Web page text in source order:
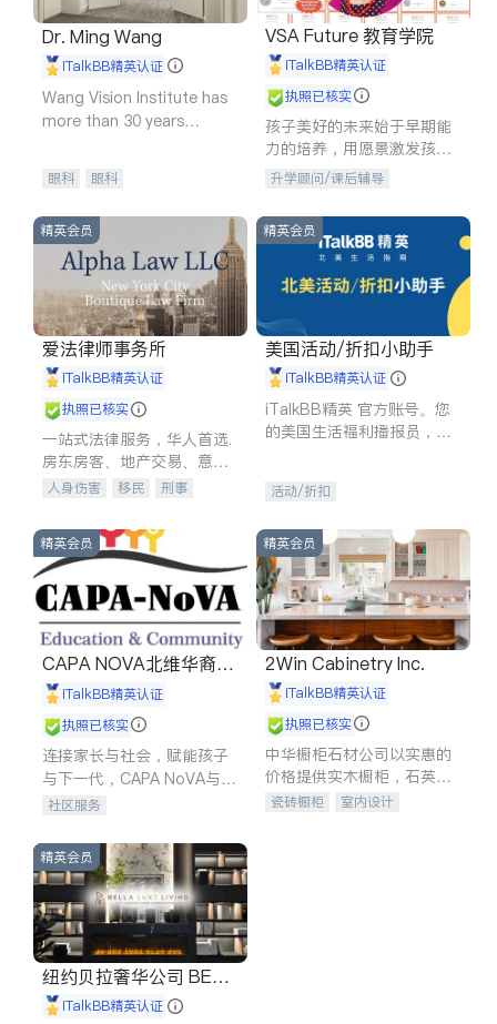
Dr. Ming Wang
iTalkBB精英认证
Wang Vision Institute has
more than 30 years
眼科 眼科
VSA Future 教育学院
iTalkBB精英认证
执照已核实
孩子美好的未来始于早期能
力的培养，用愿景激发孩子
的学习潜力和动力。理念：
拥有成长型心态是成功的基
石。
升学顾问/课后辅导
精英会员
爱法律师事务所
iTalkBB精英认证
执照已核实
一站式法律服务，华人首选.
房东房客、地产交易、意外
伤害、车祸重伤、商业诉
建筑合同、刑事案件全包办
人身伤害 移民
刑事
信托/遗嘱
商业
索赔
律师-其它 保释
精英会员
美国活动/折扣小助手
iTalkBB精英认证
iTalkBB精英 官方账号。您
的美国生活福利播报员，精
专属福利。
活动/折扣
精英会员
CAPA NOVA北维华裔家
长会iTalkBB精英认证
执照已核实
连接家长与社会，赋能孩子
与下一代，CAPA NoVA与您
携手建设包容、公平、充满
社区服务
精英会员
2Win Cabinetry Inc.
iTalkBB精英认证
执照已核实
中华橱柜石材公司以实惠的
价格提供实木橱柜，石英石
台面，多种优质不锈钢水
瓷砖橱柜
室内设计
精英会员
纽约贝拉奢华公司 BELL
A LUXE
iTalkBB精英认证